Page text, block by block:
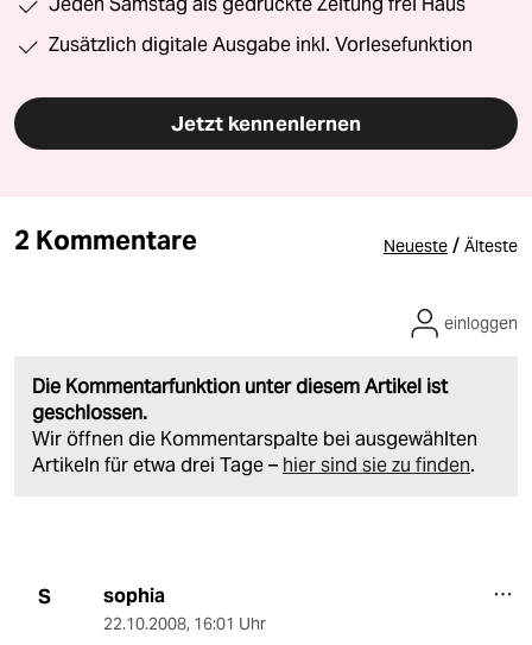
Jeden Samstag als gedruckte Zeitung frei Haus
Zusätzlich digitale Ausgabe inkl. Vorlesefunktion
Jetzt kennenlernen
2 Kommentare Neueste / Älteste
Die Kommentarfunktion unter diesem Artikel ist
geschlossen.
Wir öffnen die Kommentarspalte bei ausgewählten
Artikeln für etwa drei Tage – hier sind sie zu finden.
einloggen
S sophia
22.10.2008, 16:01 Uhr